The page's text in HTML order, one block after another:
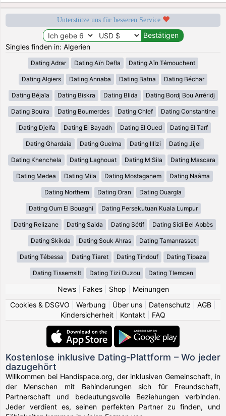
Unterstütze uns für besseren Service
Singles finden in: Algerien
Dating Adrar Dating Aïn Defla Dating Aïn Témouchent
Dating Algiers Dating Annaba Dating Batna Dating Béchar
Dating Béjaïa Dating Biskra Dating Blida Dating Bordj Bou Arréridj
Dating Bouira Dating Boumerdes Dating Chlef Dating Constantine
Dating Djelfa Dating El Bayadh Dating El Oued Dating El Tarf
Dating Ghardaia Dating Guelma Dating Illizi Dating Jijel
Dating Khenchela Dating Laghouat Dating M Sila Dating Mascara
Dating Medea Dating Mila Dating Mostaganem Dating Naâma
Dating Northern Dating Oran Dating Ouargla
Dating Oum El Bouaghi Dating Persekutuan Kuala Lumpur
Dating Relizane Dating Saida Dating Sétif Dating Sidi Bel Abbès
Dating Skikda Dating Souk Ahras Dating Tamanrasset
Dating Tébessa Dating Tiaret Dating Tindouf Dating Tipaza
Dating Tissemsilt Dating Tizi Ouzou Dating Tlemcen
News| Fakes| Shop
Meinungen
Cookies & DSGVO
Werbung Über uns Datenschutz AGB
Kindersicherheit
Kontakt FAQ
Kostenlose inklusive Dating-Plattform – Wo jeder
dazugehört
Willkommen bei Handispace.org, der inklusiven Gemeinschaft, in
der Menschen mit Behinderungen sich für Freundschaft,
Partnerschaft und bedeutungsvolle Beziehungen verbinden.
Jeder verdient es, seinen perfekten Partner zu finden, und